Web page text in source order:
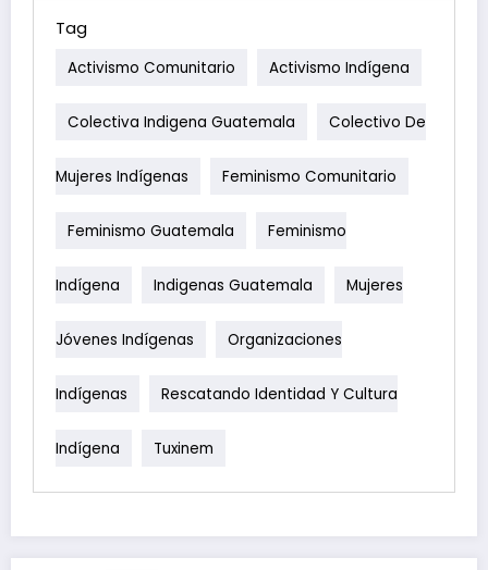
Tag
Activismo Comunitario Activismo Indígena
Colectiva Indigena Guatemala Colectivo De
Mujeres Indígenas Feminismo Comunitario
Feminismo Guatemala Feminismo
Indígena Indigenas Guatemala Mujeres
Jóvenes Indígenas Organizaciones
Indígenas Rescatando Identidad Y Cultura
Indígena Tuxinem